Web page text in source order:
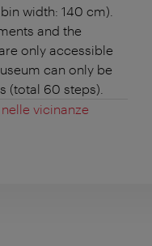
width: 140 cm).
and the
only accessible
can only be
(total 60 steps).
vicinanze